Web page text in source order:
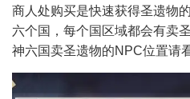
商人处购买是快速获得圣遗物
六个国，每个国区域都会有卖
神六国卖圣遗物的NPC位置请